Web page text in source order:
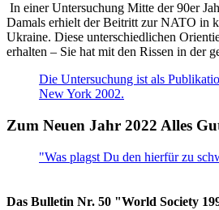
In einer Untersuchung Mitte der 90er
Damals erhielt der Beitritt zur NATO in
Ukraine. Diese unterschiedlichen
erhalten – Sie hat mit den Rissen in der
Die Untersuchung ist als
New York 2002.
Zum Neuen Jahr 2022 Alles
"Was plagst Du den hierfür zu
Das Bulletin Nr. 50 "World Society